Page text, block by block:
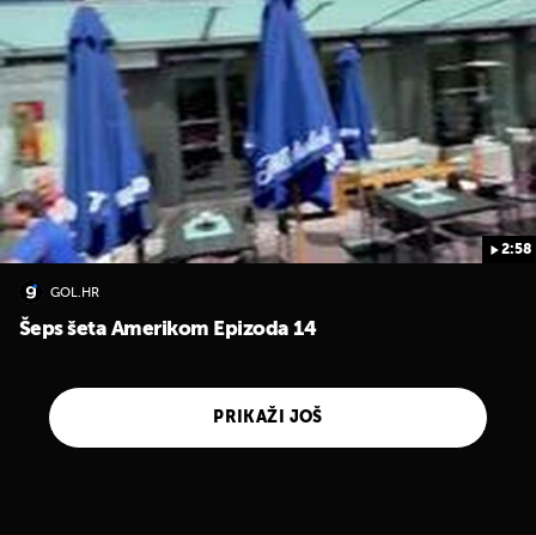
2:58
GOL.HR
Šeps šeta Amerikom Epizoda 14
PRIKAŽI JOŠ